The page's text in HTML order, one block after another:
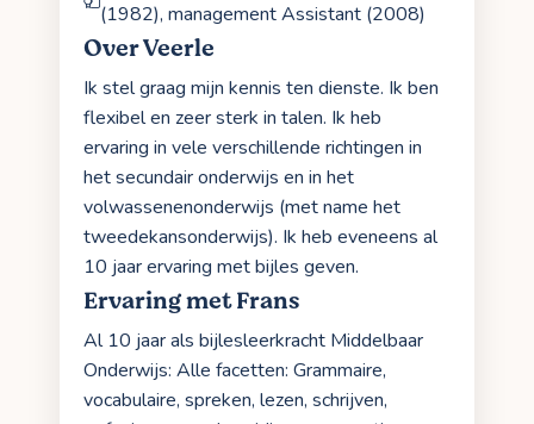
(1982), management Assistant (2008)
Over Veerle
Ik stel graag mijn kennis ten dienste. Ik ben
flexibel en zeer sterk in talen. Ik heb
ervaring in vele verschillende richtingen in
het secundair onderwijs en in het
volwassenenonderwijs (met name het
tweedekansonderwijs). Ik heb eveneens al
10 jaar ervaring met bijles geven.
Ervaring met Frans
Al 10 jaar als bijlesleerkracht Middelbaar
Onderwijs: Alle facetten: Grammaire,
vocabulaire, spreken, lezen, schrijven,